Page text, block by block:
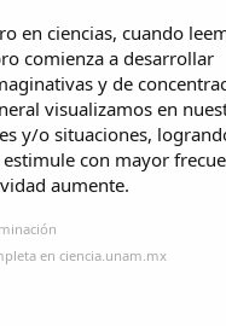
en ciencias, cuando
comienza a desarrollar
y de
visualizamos en
y/o situaciones,
estimule con mayor
aumente.
en ciencia.unam.mx